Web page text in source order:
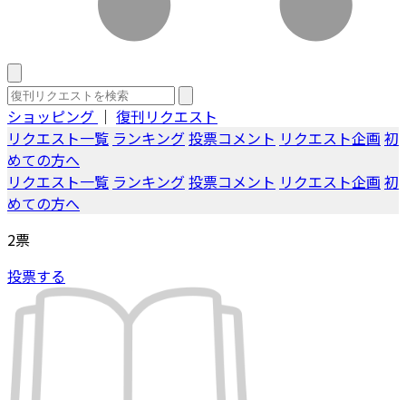
ショッピング ｜ 復刊リクエスト
リクエスト一覧 ランキング投票コメント リクエスト企画 初
めての方へ
リクエスト一覧 ランキング投票コメント リクエスト企画 初
めての方へ
2票
投票する